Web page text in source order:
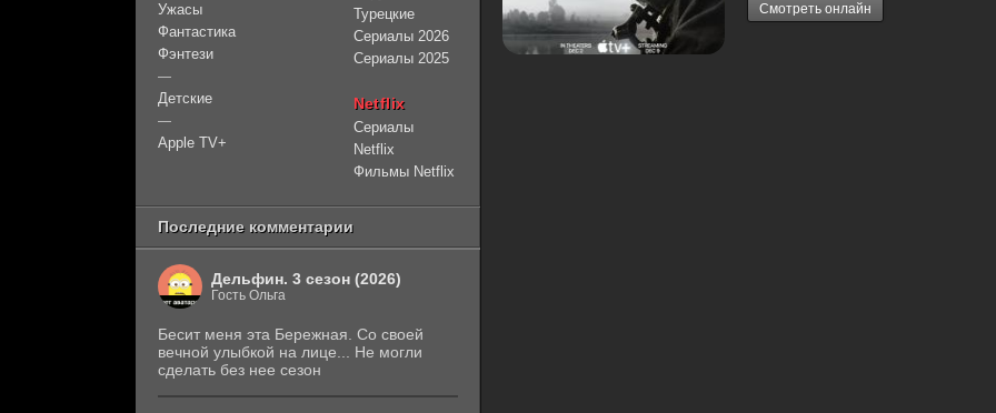
Смотреть онлайн
Ужасы
Фантастика
Фэнтези
—
Детские
—
Apple TV+
Турецкие
Сериалы 2026
Сериалы 2025
Netflix
Сериалы
Netflix
Фильмы Netflix
Последние комментарии
Дельфин. 3 сезон (2026)
Гость Ольга
Бесит меня эта Бережная. Со своей
вечной улыбкой на лице... Не могли
сделать без нее сезон